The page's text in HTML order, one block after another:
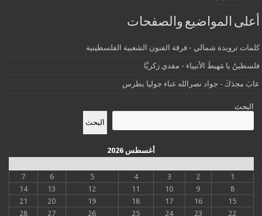
أعلى المواضيع والصفحات
كلمات ترويدة شمالي - فرقة الفنون الشعبية الفلسطينية
فلسطينُ يا مَهبطَ الأنبياء - مفدي زكريَّا
عابَ مجدَكَ - جواد نصرالله غناء جوليا بطرس
البحث
البحث
أغسطس 2026
1
2
3
4
5
6
7
8
9
10
11
12
13
14
15
16
17
18
19
20
21
22
23
24
25
26
27
28